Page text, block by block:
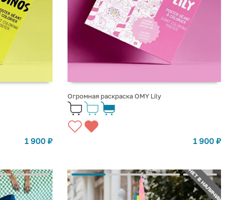
1 900 ₽
Огромная раскраска OMY Lily
1 900 ₽
НЕТ В НАЛИЧИИ